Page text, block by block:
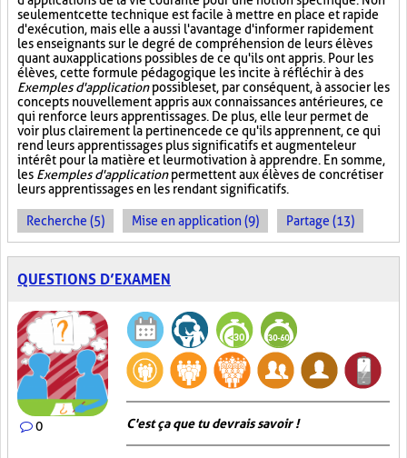
seulement cette technique est facile à mettre en place et rapide
d'exécution, mais elle a aussi l'avantage d'informer rapidement
les enseignants sur le degré de compréhension de leurs élèves
quant aux applications possibles de ce qu'ils ont appris. Pour les
élèves, cette formule pédagogique les incite à réfléchir à des
Exemples d'applicationpossibles et, par conséquent, à associer les
concepts nouvellement appris aux connaissances antérieures, ce
qui renforce leurs apprentissages. De plus, elle leur permet de
voir plus clairement la pertinence de ce qu'ils apprennent, ce qui
rend leurs apprentissages plus significatifs et augmente leur
intérêt pour la matière et leur motivation à apprendre. En somme,
les Exemples d'applicationpermettent aux élèves de concrétiser
leurs apprentissages en les rendant significatifs.
Recherche (5) Mise en application (9) Partage (13)
QUESTIONS D’EXAMEN
0 C'est ça que tu devrais savoir !